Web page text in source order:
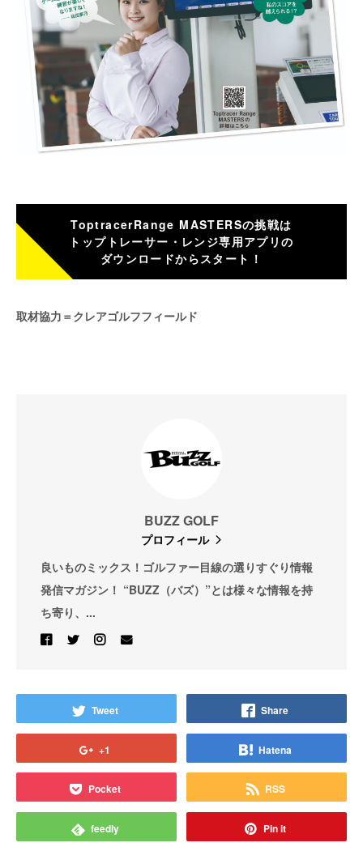
ToptracerRange MASTERSの挑戦は
トップトレーサー・レンジ専用アプリの
ダウンロードからスタート！
取材協力＝クレアゴルフフィールド
BUZZ GOLF
プロフィール
良いものミックス！ゴルファー目線の選りすぐり情報
発信マガジン！ “BUZZ（バズ）”とは様々な情報を持
ち寄り、...
Tweet Share
+1 Hatena
Pocket RSS
feedly Pin it